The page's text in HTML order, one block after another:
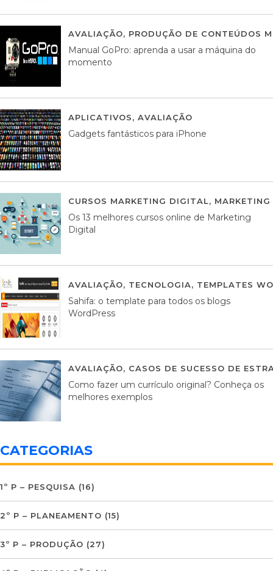
AVALIAÇÃO, PRODUÇÃO DE CONTEÚDOS
Manual GoPro: aprenda a usar a máquina do
momento
APLICATIVOS, AVALIAÇÃO
Gadgets fantásticos para iPhone
CURSOS MARKETING DIGITAL,
Os 13 melhores cursos online de Marketing
Digital
AVALIAÇÃO, TECNOLOGIA, TEMPLATES
Sahifa: o template para todos os blogs
WordPress
AVALIAÇÃO, CASOS DE SUCESSO DE
Como fazer um currículo original? Conheça os
melhores exemplos
CATEGORIAS
1º P – PESQUISA (16)
2º P – PLANEAMENTO (15)
3º P – PRODUÇÃO (27)